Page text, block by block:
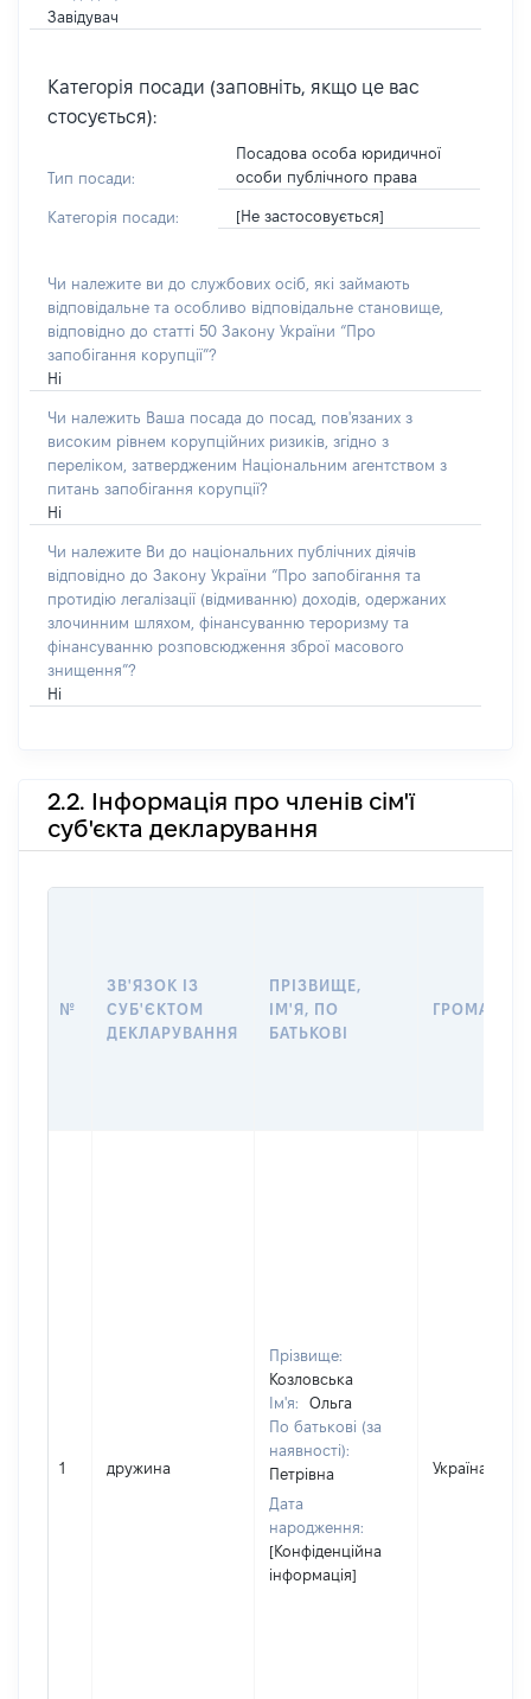
Завідувач
Категорія посади (заповніть, якщо це вас
стосується):
Тип посади:
Посадова особа юридичної
особи публічного права
Категорія посади: [Не застосовується]
Чи належите ви до службових осіб, які займають
відповідальне та особливо відповідальне становище,
відповідно до статті 50 Закону України “Про
запобігання корупції”?
Ні
Чи належить Ваша посада до посад, пов'язаних з
високим рівнем корупційних ризиків, згідно з
переліком, затвердженим Національним агентством з
питань запобігання корупції?
Ні
Чи належите Ви до національних публічних діячів
відповідно до Закону України “Про запобігання та
протидію легалізації (відмиванню) доходів, одержаних
злочинним шляхом, фінансуванню тероризму та
фінансуванню розповсюдження зброї масового
знищення”?
Ні
2.2. Інформація про членів сім'ї
суб'єкта декларування
№
ЗВ'ЯЗОК ІЗ
СУБ'ЄКТОМ
ДЕКЛАРУВАННЯ
ПРІЗВИЩЕ,
ІМ'Я, ПО
БАТЬКОВІ
1 дружина
Прізвище:
Козловська
Ім'я:
Ольга
По батькові (за
наявності):
Петрівна
Дата
народження:
[Конфіденційна
інформація]
Україна